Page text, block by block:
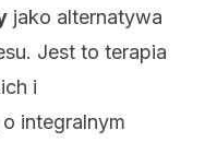
jako alternatywa
Jest to terapia
i
integralnym